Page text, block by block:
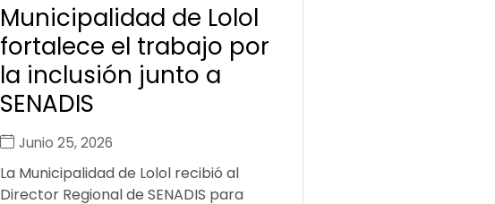
Municipalidad de Lolol
fortalece el trabajo por
la inclusión junto a
SENADIS
Junio 25, 2026
La Municipalidad de Lolol recibió al
Director Regional de SENADIS para